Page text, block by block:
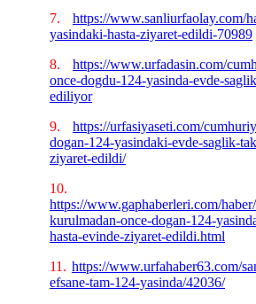
7.
https://www.sanliurfaolay.com/
yasindaki-hasta-ziyaret-edildi-70989
8.
https://www.urfadasin.com/
once-dogdu-124-yasinda-evde-
ediliyor
9.
https://urfasiyaseti.com/
dogan-124-yasindaki-evde-saglik-
ziyaret-edildi/
10.
https://www.gaphaberleri.com/
kurulmadan-once-dogan-124-
hasta-evinde-ziyaret-edildi.html
11. https://www.urfahaber63.com/
efsane-tam-124-yasinda/42036/